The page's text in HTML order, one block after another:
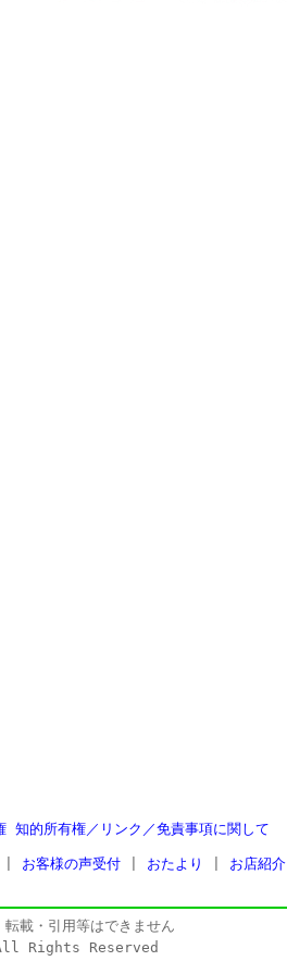
知的所有権／リンク／免責事項に関して
お客様の声受付 おたより お店紹介
載・引用等はできません
All Rights Reserved